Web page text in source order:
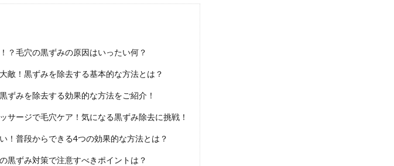
？毛穴の黒ずみの原因はいったい何？
敵！黒ずみを除去する基本的な方法とは？
ずみを除去する効果的な方法をご紹介！
サージで毛穴ケア！気になる黒ずみ除去に挑戦！
！普段からできる4つの効果的な方法とは？
黒ずみ対策で注意すべきポイントは？